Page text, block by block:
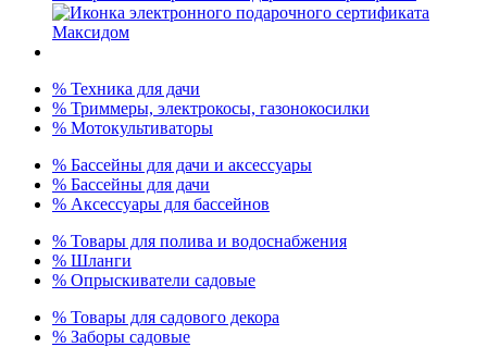
% Техника для дачи
% Триммеры, электрокосы, газонокосилки
% Мотокультиваторы
% Бассейны для дачи и аксессуары
% Бассейны для дачи
% Аксессуары для бассейнов
% Товары для полива и водоснабжения
% Шланги
% Опрыскиватели садовые
% Товары для садового декора
% Заборы садовые